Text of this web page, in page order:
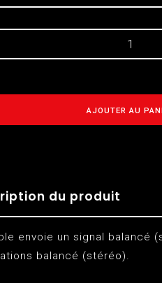
AJOUTER AU
du produit
envoie un signal balancé
balancé (stéréo).